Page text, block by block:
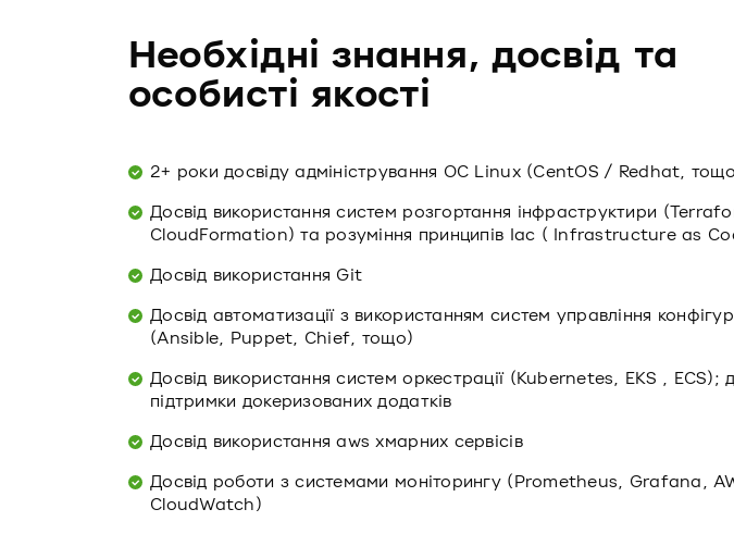
Необхідні знання, досвід та
особисті якості
2+ роки досвіду адміністрування ОС Linux (CentOS / Redhat,
Досвід використання систем розгортання інфраструктири
CloudFormation) та розуміння принципів Iac ( Infrastructure as
Досвід використання Git
Досвід автоматизації з використанням систем управління
(Ansible, Puppet, Chief, тощо)
Досвід використання систем оркестрації (Kubernetes, EKS , ECS);
підтримки докеризованих додатків
Досвід використання aws хмарних сервісів
Досвід роботи з системами моніторингу (Prometheus, Grafana,
CloudWatch)